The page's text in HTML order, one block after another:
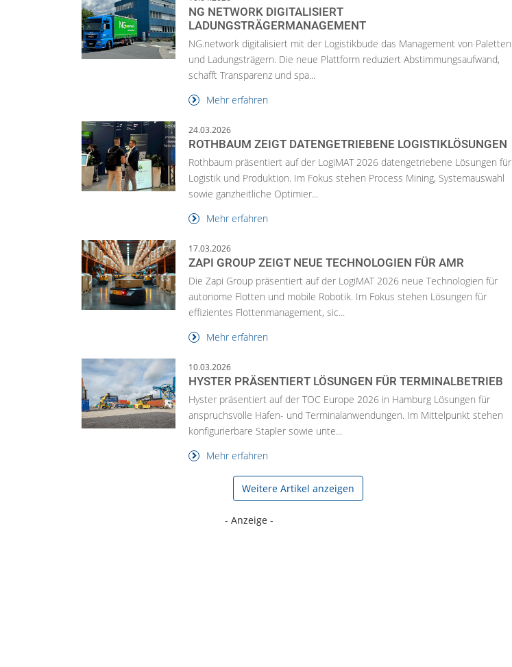
NG NETWORK DIGITALISIERT
LADUNGSTRÄGERMANAGEMENT
NG.network digitalisiert mit der Logistikbude das Management von Paletten
und Ladungsträgern. Die neue Plattform reduziert Abstimmungsaufwand,
schafft Transparenz und spa...
Mehr erfahren
24.03.2026
ROTHBAUM ZEIGT DATENGETRIEBENE LOGISTIKLÖSUNGEN
Rothbaum präsentiert auf der LogiMAT 2026 datengetriebene Lösungen für
Logistik und Produktion. Im Fokus stehen Process Mining, Systemauswahl
sowie ganzheitliche Optimier...
Mehr erfahren
17.03.2026
ZAPI GROUP ZEIGT NEUE TECHNOLOGIEN FÜR AMR
Die Zapi Group präsentiert auf der LogiMAT 2026 neue Technologien für
autonome Flotten und mobile Robotik. Im Fokus stehen Lösungen für
effizientes Flottenmanagement, sic...
Mehr erfahren
10.03.2026
HYSTER PRÄSENTIERT LÖSUNGEN FÜR TERMINALBETRIEB
Hyster präsentiert auf der TOC Europe 2026 in Hamburg Lösungen für
anspruchsvolle Hafen- und Terminalanwendungen. Im Mittelpunkt stehen
konfigurierbare Stapler sowie unte...
Mehr erfahren
Weitere Artikel anzeigen
- Anzeige -